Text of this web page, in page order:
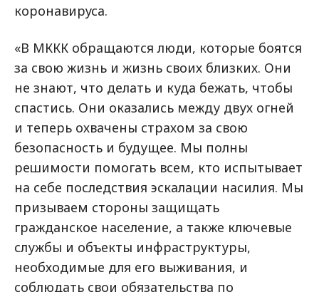
коронавируса.
«В МККК обращаются люди, которые боятся
за свою жизнь и жизнь своих близких. Они
не знают, что делать и куда бежать, чтобы
спастись. Они оказались между двух огней
и теперь охвачены страхом за свою
безопасность и будущее. Мы полны
решимости помогать всем, кто испытывает
на себе последствия эскалации насилия. Мы
призываем стороны защищать
гражданское население, а также ключевые
службы и объекты инфраструктуры,
необходимые для его выживания, и
соблюдать свои обязательства по